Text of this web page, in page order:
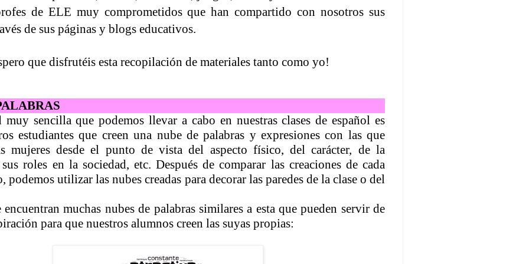
de ELE muy comprometidos que han compartido con nosotros sus
de sus páginas y blogs educativos.
que disfrutéis esta recopilación de materiales tanto como yo!
sencilla que podemos llevar a cabo en nuestras clases de español es
estudiantes que creen una nube de palabras y expresiones con las que
mujeres desde el punto de vista del aspecto físico, del carácter, de la
roles en la sociedad, etc. Después de comparar las creaciones de cada
podemos utilizar las nubes creadas para decorar las paredes de la clase o del
muchas nubes de palabras similares a esta que pueden servir de
para que nuestros alumnos creen las suyas propias: